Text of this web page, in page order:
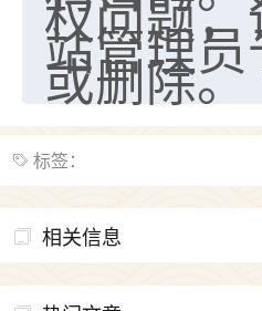
权问题
站管理
或删除。
标签：
相关信息